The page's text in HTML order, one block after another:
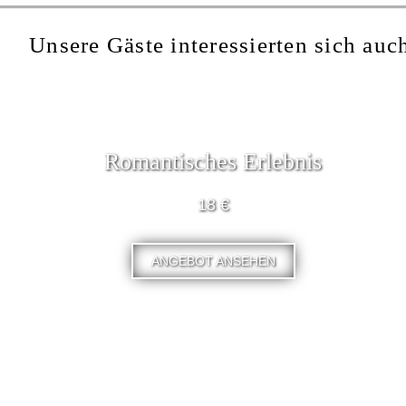
Unsere Gäste interessierten sich
Romantisches Erlebnis
18 €
ANGEBOT ANSEHEN